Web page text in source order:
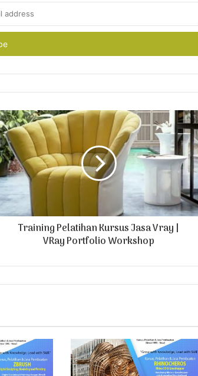
Training Pelatihan Kursus Jasa Vray |
VRay Portfolio Workshop